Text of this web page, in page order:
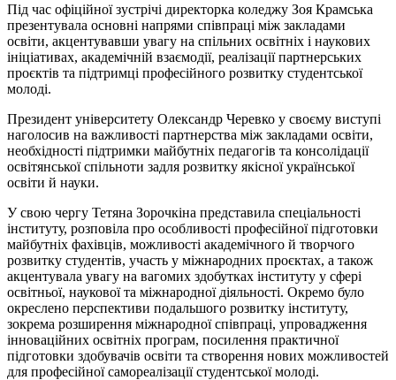
Під час офіційної зустрічі директорка коледжу Зоя Крамська
презентувала основні напрями співпраці між закладами
освіти, акцентувавши увагу на спільних освітніх і наукових
ініціативах, академічній взаємодії, реалізації партнерських
проєктів та підтримці професійного розвитку студентської
молоді.
Президент університету Олександр Черевко у своєму виступі
наголосив на важливості партнерства між закладами освіти,
необхідності підтримки майбутніх педагогів та консолідації
освітянської спільноти задля розвитку якісної української
освіти й науки.
У свою чергу Тетяна Зорочкіна представила спеціальності
інституту, розповіла про особливості професійної підготовки
майбутніх фахівців, можливості академічного й творчого
розвитку студентів, участь у міжнародних проєктах, а також
акцентувала увагу на вагомих здобутках інституту у сфері
освітньої, наукової та міжнародної діяльності. Окремо було
окреслено перспективи подальшого розвитку інституту,
зокрема розширення міжнародної співпраці, упровадження
інноваційних освітніх програм, посилення практичної
підготовки здобувачів освіти та створення нових можливостей
для професійної самореалізації студентської молоді.